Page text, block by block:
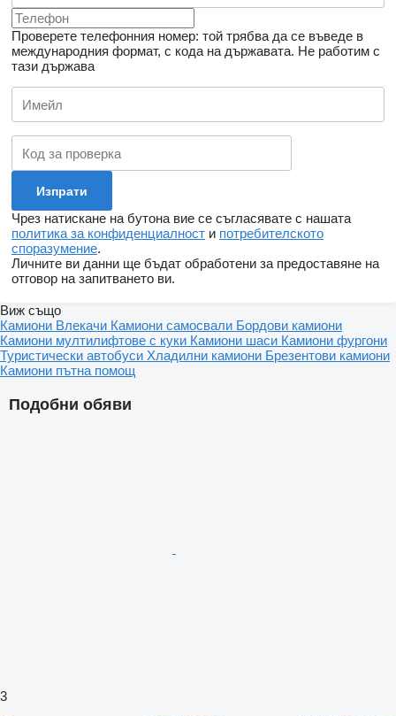
Проверете телефонния номер: той трябва да се въведе в
международния формат, с кода на държавата. Не работим с
тази държава
Чрез натискане на бутона вие се съгласявате с нашата
политика за конфиденциалност и потребителското
споразумение.
Личните ви данни ще бъдат обработени за предоставяне на
отговор на запитването ви.
Подобни обяви
3
Виж също
Камиони Влекачи Камиони самосвали Бордови камиони
Камиони мултилифтове с куки Камиони шаси Камиони фургони
Туристически автобуси Хладилни камиони Брезентови камиони
Камиони пътна помощ